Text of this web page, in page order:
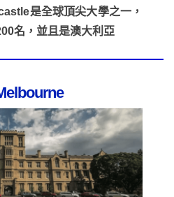
是全球頂尖大學之一，
名，並且是澳大利亞